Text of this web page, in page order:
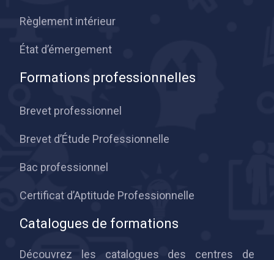
Règlement intérieur
État d’émergement
Formations professionnelles
Brevet professionnel
Brevet d’Étude Professionnelle
Bac professionnel
Certificat d’Aptitude Professionnelle
Catalogues de formations
Découvrez les catalogues des centres de